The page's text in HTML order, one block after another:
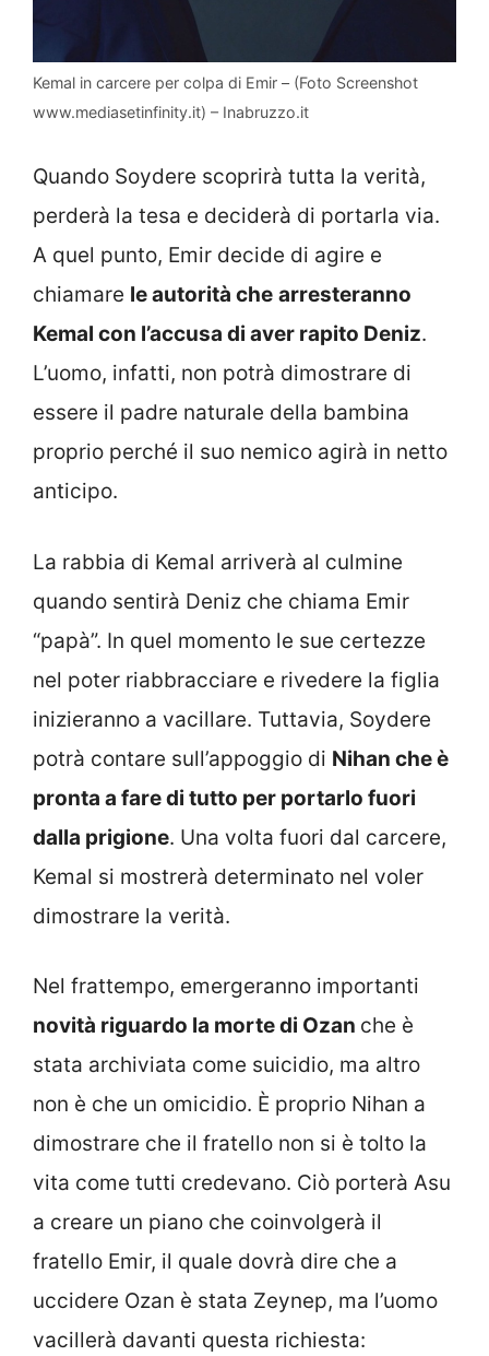
Kemal in carcere per colpa di Emir – (Foto Screenshot
www.mediasetinfinity.it) – Inabruzzo.it
Quando Soydere scoprirà tutta la verità,
perderà la tesa e deciderà di portarla via.
A quel punto, Emir decide di agire e
chiamare le autorità che arresteranno
Kemal con l’accusa di aver rapito Deniz.
L’uomo, infatti, non potrà dimostrare di
essere il padre naturale della bambina
proprio perché il suo nemico agirà in netto
anticipo.
La rabbia di Kemal arriverà al culmine
quando sentirà Deniz che chiama Emir
“papà”. In quel momento le sue certezze
nel poter riabbracciare e rivedere la figlia
inizieranno a vacillare. Tuttavia, Soydere
potrà contare sull’appoggio di Nihan che è
pronta a fare di tutto per portarlo fuori
dalla prigione. Una volta fuori dal carcere,
Kemal si mostrerà determinato nel voler
dimostrare la verità.
Nel frattempo, emergeranno importanti
novità riguardo la morte di Ozan che è
stata archiviata come suicidio, ma altro
non è che un omicidio. È proprio Nihan a
dimostrare che il fratello non si è tolto la
vita come tutti credevano. Ciò porterà Asu
a creare un piano che coinvolgerà il
fratello Emir, il quale dovrà dire che a
uccidere Ozan è stata Zeynep, ma l’uomo
vacillerà davanti questa richiesta: